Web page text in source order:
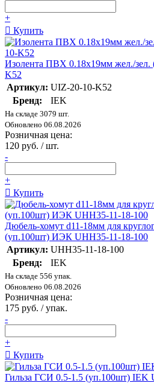
+
Купить
Изолента ПВХ 0.18х19мм жел./
K52
Артикул: UIZ-20-10-K52
Бренд:
IEK
На складе 3079 шт.
Обновлено 06.08.2026
Розничная цена:
120 руб. / шт.
-
+
Купить
Дюбель-хомут d11-18мм для
(уп.100шт) ИЭК UHH35-11-18-100
Артикул: UHH35-11-18-100
Бренд:
IEK
На складе 556 упак.
Обновлено 06.08.2026
Розничная цена:
175 руб. / упак.
-
+
Купить
Гильза ГСИ 0.5-1.5 (уп.100шт) IEK